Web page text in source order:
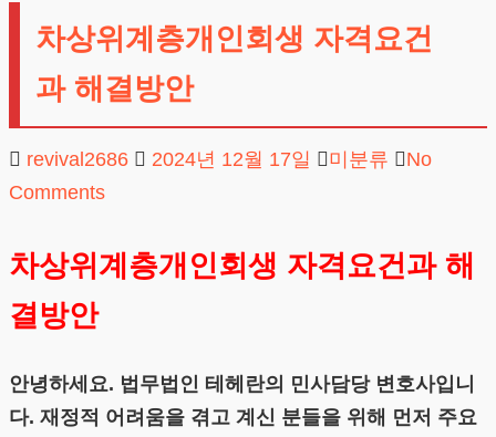
차상위계층개인회생 자격요건
과 해결방안
revival2686 2024년 12월 17일 미분류
No
Comments
차상위계층개인회생 자격요건과 해
결방안
안녕하세요. 법무법인 테헤란의 민사담당 변호사입니
다. 재정적 어려움을 겪고 계신 분들을 위해 먼저 주요